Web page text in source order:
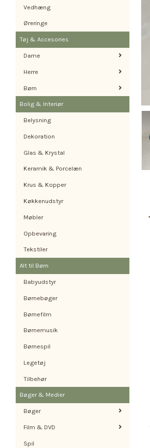
Vedhæng
Øreringe
Tøj & Accesories
Dame
Herre
Børn
Bolig & Interiør
Belysning
Dekoration
Glas & Krystal
Keramik & Porcelæn
Krus & Kopper
Køkkenudstyr
Møbler
Opbevaring
Tekstiler
Alt til Børn
Babyudstyr
Børnebøger
Børnefilm
Børnemusik
Børnespil
Legetøj
Tilbehør
Bøger & Medier
Bøger
Film & DVD
Spil